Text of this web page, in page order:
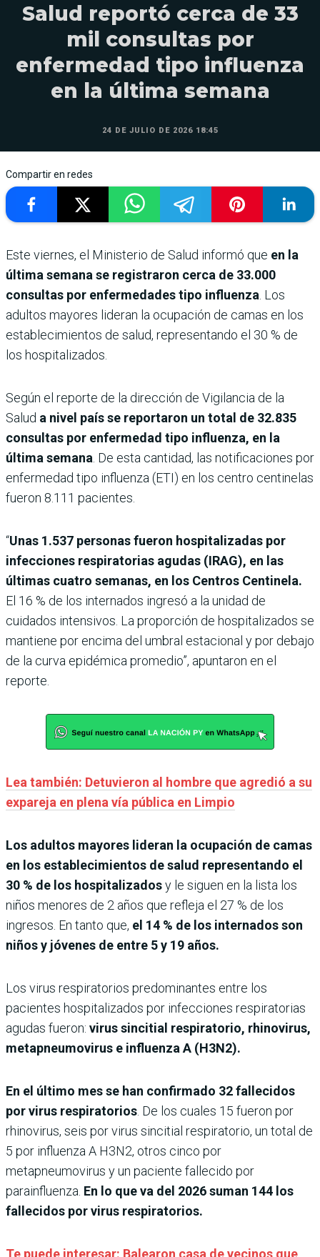
Salud reportó cerca de 33
mil consultas por
enfermedad tipo influenza
en la última semana
24 DE JULIO DE 2026 18:45
Compartir en redes
Este viernes, el Ministerio de Salud informó que en la
última semana se registraron cerca de 33.000
consultas por enfermedades tipo influenza . Los
adultos mayores lideran la ocupación de camas en los
establecimientos de salud, representando el 30 % de
los hospitalizados.
Según el reporte de la dirección de Vigilancia de la
Salud a nivel país se reportaron un total de 32.835
consultas por enfermedad tipo influenza, en la
última semana . De esta cantidad, las notificaciones por
enfermedad tipo influenza (ETI) en los centro centinelas
fueron 8.111 pacientes.
“Unas 1.537 personas fueron hospitalizadas por
infecciones respiratorias agudas (IRAG), en las
últimas cuatro semanas, en los Centros Centinela.
El 16 % de los internados ingresó a la unidad de
cuidados intensivos. La proporción de hospitalizados se
mantiene por encima del umbral estacional y por debajo
de la curva epidémica promedio”, apuntaron en el
reporte.
Lea también: Detuvieron al hombre que agredió a su
expareja en plena vía pública en Limpio
Los adultos mayores lideran la ocupación de camas
en los establecimientos de salud representando el
30 % de los hospitalizadosy le siguen en la lista los
niños menores de 2 años que refleja el 27 % de los
ingresos. En tanto que, el 14 % de los internados son
niños y jóvenes de entre 5 y 19 años.
Los virus respiratorios predominantes entre los
pacientes hospitalizados por infecciones respiratorias
agudas fueron: virus sincitial respiratorio, rhinovirus,
metapneumovirus e influenza A (H3N2).
En el último mes se han confirmado 32 fallecidos
por virus respiratorios . De los cuales 15 fueron por
rhinovirus, seis por virus sincitial respiratorio, un total de
5 por influenza A H3N2, otros cinco por
metapneumovirus y un paciente fallecido por
parainfluenza. En lo que va del 2026 suman 144 los
fallecidos por virus respiratorios.
Te puede interesar: Balearon casa de vecinos que